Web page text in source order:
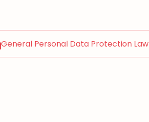
General Personal Data Protection Law